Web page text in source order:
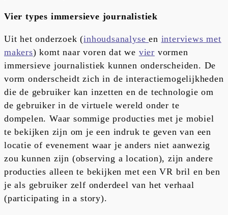
Vier types immersieve journalistiek
Uit het onderzoek (inhoudsanalyseen interviews met
makers) komt naar voren dat we vier vormen
immersieve journalistiek kunnen onderscheiden. De
vorm onderscheidt zich in de interactiemogelijkheden
die de gebruiker kan inzetten en de technologie om
de gebruiker in de virtuele wereld onder te
dompelen. Waar sommige producties met je mobiel
te bekijken zijn om je een indruk te geven van een
locatie of evenement waar je anders niet aanwezig
zou kunnen zijn (observing a location), zijn andere
producties alleen te bekijken met een VR bril en ben
je als gebruiker zelf onderdeel van het verhaal
(participating in a story).